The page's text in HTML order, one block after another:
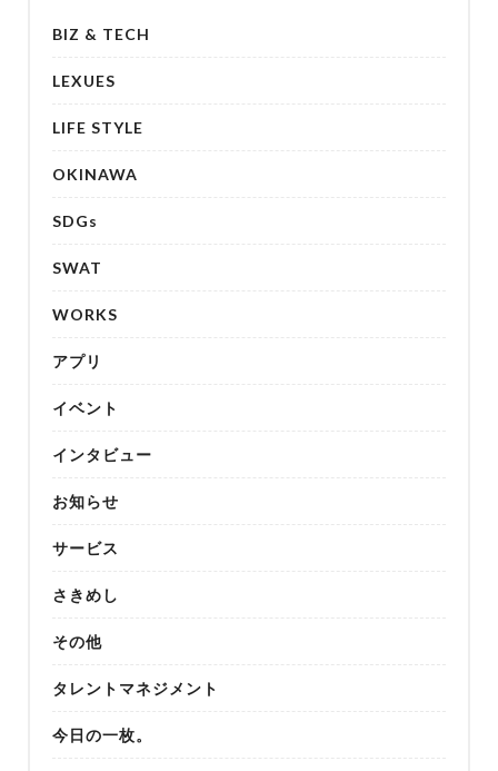
BIZ & TECH
LEXUES
LIFE STYLE
OKINAWA
SDGs
SWAT
WORKS
アプリ
イベント
インタビュー
お知らせ
サービス
さきめし
その他
タレントマネジメント
今日の一枚。